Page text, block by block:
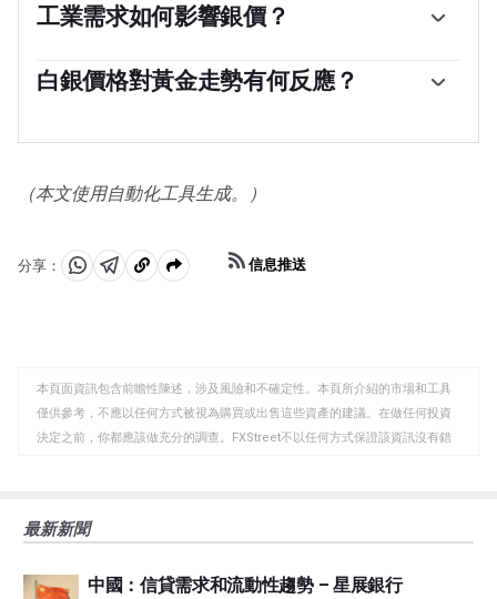
濟深度衰退的擔憂，可能使白銀價格因其避險地位而上
漲，盡管其上漲幅度不及黃金。作為一種無收益資產，白
（USD）的表現，因為資產是以美元（XAG/USD）定價
的。美元走強往往會抑製銀價上漲，而美元走弱則可能會
金豐富得多）和回收率也會影響價格。
工業需求如何影響銀價？
為它是所有金屬中導電性最高的金屬之一，比銅和金還要
高。需求的激增可能會提高價格，而需求的下降往往會降
動：對於美國，尤其是中國，它們的大型工業部門在各種
決定金價方面發揮了關鍵作用。
白銀價格對黃金走勢有何反應？
也會隨之上漲，因為它們作為避險資產的地位是相似的。
數，可能有助於確定兩種金屬之間的相對估值。一些投資
者可能認為高比率是白銀被低估或黃金被高估的一個指
了。
（本文使用自動化工具生成。）
分享：
分 分 複
板
信息推送
本頁面資訊包含前瞻性陳述，涉及風險和不確定性。本頁所介紹的市場和工具
僅供參考，不應以任何方式被視為購買或出售這些資產的建議。在做任何投資
決定之前，你都應該做充分的調查。FXStreet不以任何方式保證該資訊沒有錯
觀點，並不代表FXStreet或其廣告商的官方政策或立場。作者不對本頁連結的
如果文章正文中沒有明確提到，在撰寫本文時，作者在本文中提到的任何股票
最新新聞
中國：信貸需求和流動性趨勢 – 星展銀行